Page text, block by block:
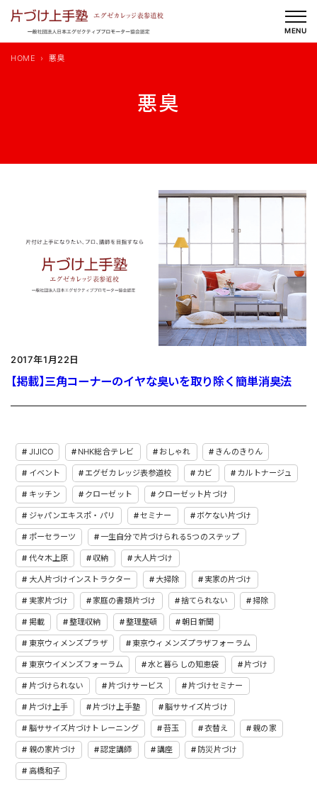
を
MENU
悪臭
HOME 悪臭
2017年1月22日
【掲載】三角コーナーのイヤな臭いを取り除く簡単消臭法
JIJICO NHK総合テレビ おしゃれ きんのきりん
イベント エグゼカレッジ表参道校 カビ カルトナージュ
キッチン クローゼット クローゼット片づけ
ジャパンエキスポ・パリ セミナー ボケない片づけ
ポーセラーツ 一生自分で片づけられる5つのステップ
代々木上原 収納 大人片づけ
大人片づけインストラクター 大掃除 実家の片づけ
実家片づけ 家庭の書類片づけ 捨てられない 掃除
掲載 整理収納 整理整頓 朝日新聞
東京ウィメンズプラザ 東京ウィメンズプラザフォーラム
東京ウイメンズフォーラム 水と暮らしの知恵袋 片づけ
片づけられない 片づけサービス 片づけセミナー
片づけ上手 片づけ上手塾 脳ササイズ片づけ
脳ササイズ片づけトレーニング 苔玉 衣替え 親の家
親の家片づけ 認定講師 講座 防災片づけ
高橋和子